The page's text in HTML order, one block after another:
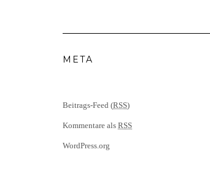
META
Beitrags-Feed (RSS)
Kommentare als RSS
WordPress.org